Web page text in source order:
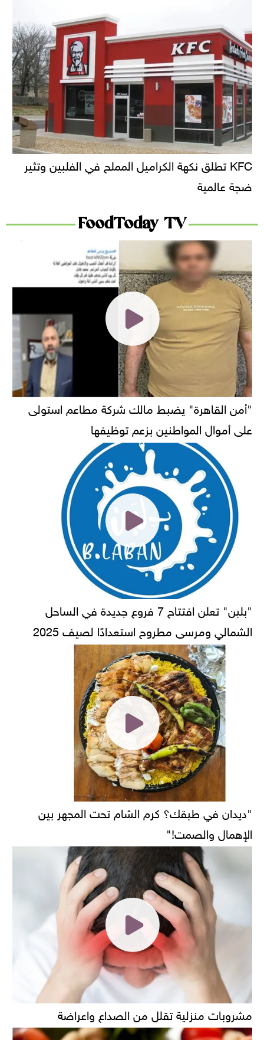
KFC تطلق نكهة الكراميل المملح في الفلبين وتثير
ضجة عالمية
FoodToday TV
"أمن القاهرة" يضبط مالك شركة مطاعم استولى
على أموال المواطنين بزعم توظيفها
"بلبن" تعلن افتتاح 7 فروع جديدة في الساحل
الشمالي ومرسى مطروح استعدادًا لصيف 2025
"ديدان في طبقك؟ كرم الشام تحت المجهر بين
الإهمال والصمت!"
مشروبات منزلية تقلل من الصداع واعراضة